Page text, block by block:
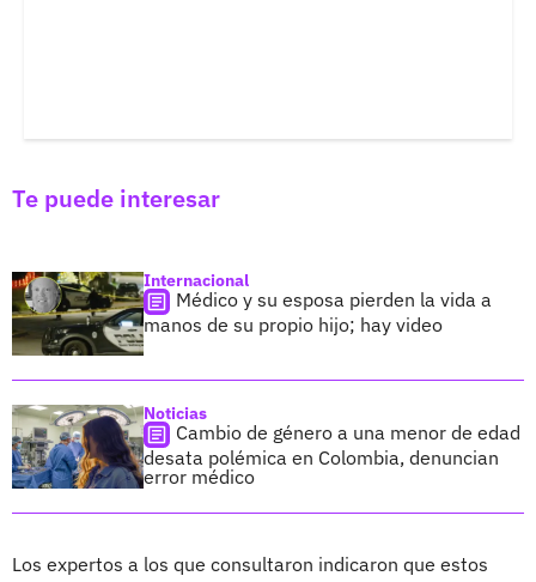
Te puede interesar
Internacional
Médico y su esposa pierden la vida a
manos de su propio hijo; hay video
Noticias
Cambio de género a una menor de edad
desata polémica en Colombia, denuncian
error médico
Los expertos a los que consultaron indicaron que estos